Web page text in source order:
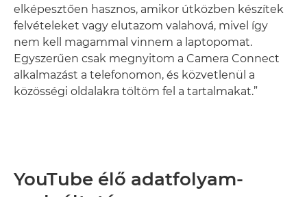
elképesztően hasznos, amikor útközben készítek
felvételeket vagy elutazom valahová, mivel így
nem kell magammal vinnem a laptopomat.
Egyszerűen csak megnyitom a Camera Connect
alkalmazást a telefonomon, és közvetlenül a
közösségi oldalakra töltöm fel a tartalmakat.”
YouTube élő adatfolyam-